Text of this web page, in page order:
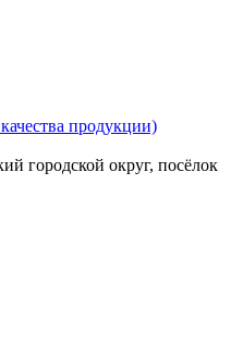
продукции)
городской округ, посёлок